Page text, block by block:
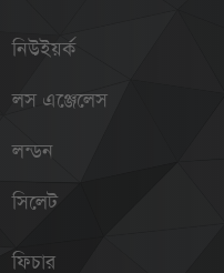
নিউইয়র্ক
লস এঞ্জেলেস
লন্ডন
সিলেট
ফিচার